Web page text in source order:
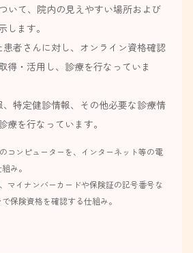
いて、院内の見えやすい場所および
します。
者さんに対し、オンライン資格確認
得・活用し、診療を行なっていま
特定健診情報、その他必要な診療情
療を行なっています。
コンピューターを、インターネット等の電
み。
マイナンバーカードや保険証の記号番号な
保険資格を確認する仕組み。